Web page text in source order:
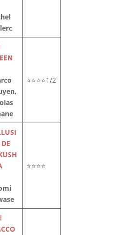
⭐⭐⭐⭐1/2
⭐⭐⭐⭐